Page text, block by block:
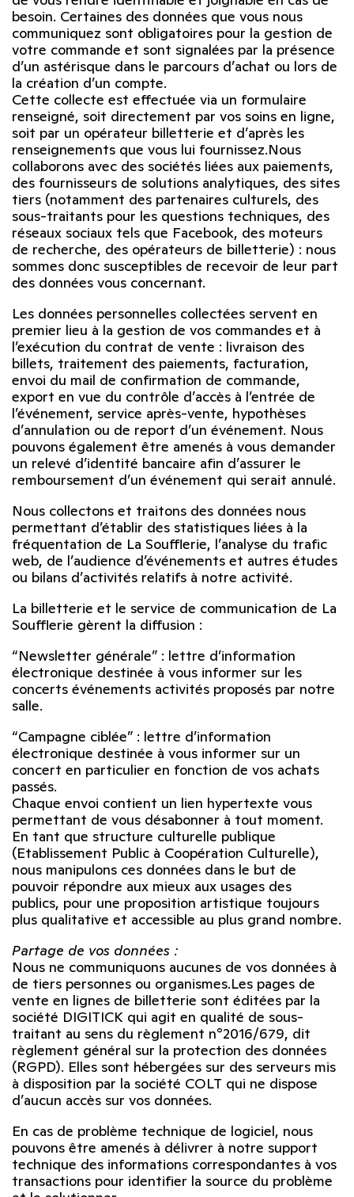
besoin. Certaines des données que vous nous
communiquez sont obligatoires pour la gestion de
votre commande et sont signalées par la présence
d’un astérisque dans le parcours d’achat ou lors de
la création d’un compte.
Cette collecte est effectuée via un formulaire
renseigné, soit directement par vos soins en ligne,
soit par un opérateur billetterie et d’après les
renseignements que vous lui fournissez.Nous
collaborons avec des sociétés liées aux paiements,
des fournisseurs de solutions analytiques, des sites
tiers (notamment des partenaires culturels, des
sous-traitants pour les questions techniques, des
réseaux sociaux tels que Facebook, des moteurs
de recherche, des opérateurs de billetterie) : nous
sommes donc susceptibles de recevoir de leur part
des données vous concernant.
Les données personnelles collectées servent en
premier lieu à la gestion de vos commandes et à
l’exécution du contrat de vente : livraison des
billets, traitement des paiements, facturation,
envoi du mail de confirmation de commande,
export en vue du contrôle d’accès à l’entrée de
l’événement, service après-vente, hypothèses
d’annulation ou de report d’un événement. Nous
pouvons également être amenés à vous demander
un relevé d’identité bancaire afin d’assurer le
remboursement d’un événement qui serait annulé.
Nous collectons et traitons des données nous
permettant d’établir des statistiques liées à la
fréquentation de La Soufflerie, l’analyse du trafic
web, de l’audience d’événements et autres études
ou bilans d’activités relatifs à notre activité.
La billetterie et le service de communication de La
Soufflerie gèrent la diffusion :
“Newsletter générale” : lettre d’information
électronique destinée à vous informer sur les
concerts événements activités proposés par notre
salle.
“Campagne ciblée” : lettre d’information
électronique destinée à vous informer sur un
concert en particulier en fonction de vos achats
passés.
Chaque envoi contient un lien hypertexte vous
permettant de vous désabonner à tout moment.
En tant que structure culturelle publique
(Etablissement Public à Coopération Culturelle),
nous manipulons ces données dans le but de
pouvoir répondre aux mieux aux usages des
publics, pour une proposition artistique toujours
plus qualitative et accessible au plus grand nombre.
Partage de vos données :
Nous ne communiquons aucunes de vos données à
de tiers personnes ou organismes.Les pages de
vente en lignes de billetterie sont éditées par la
société DIGITICK qui agit en qualité de sous-
traitant au sens du règlement n°2016/679, dit
règlement général sur la protection des données
(RGPD). Elles sont hébergées sur des serveurs mis
à disposition par la société COLT qui ne dispose
d’aucun accès sur vos données.
En cas de problème technique de logiciel, nous
pouvons être amenés à délivrer à notre support
technique des informations correspondantes à vos
transactions pour identifier la source du problème